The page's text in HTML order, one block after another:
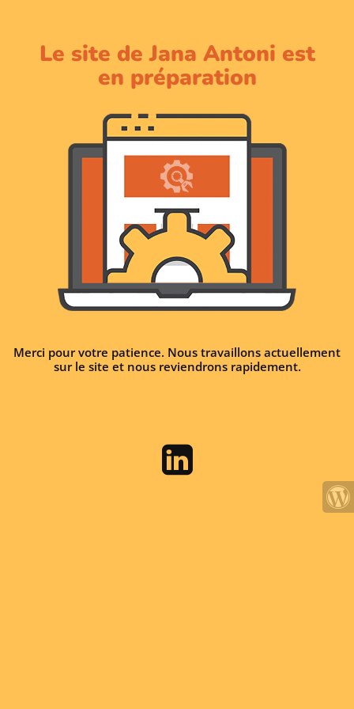
Le site de Jana Antoni est
en préparation
Merci pour votre patience. Nous travaillons actuellement
sur le site et nous reviendrons rapidement.